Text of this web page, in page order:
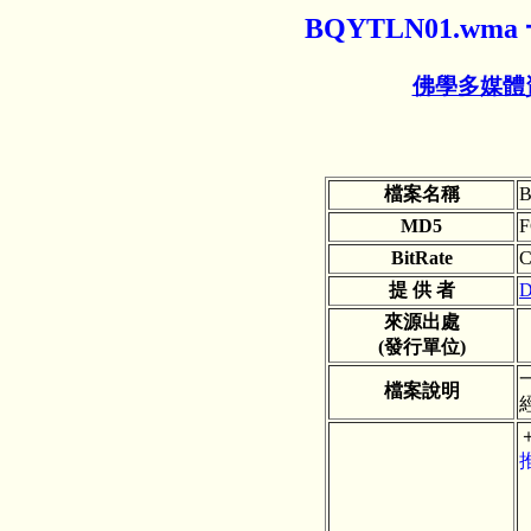
BQYTLN01.wma
佛學多媒體
檔案名稱
MD5
BitRate
提 供 者
來源出處
(發行單位)
檔案說明